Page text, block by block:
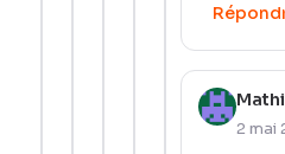
2 mai